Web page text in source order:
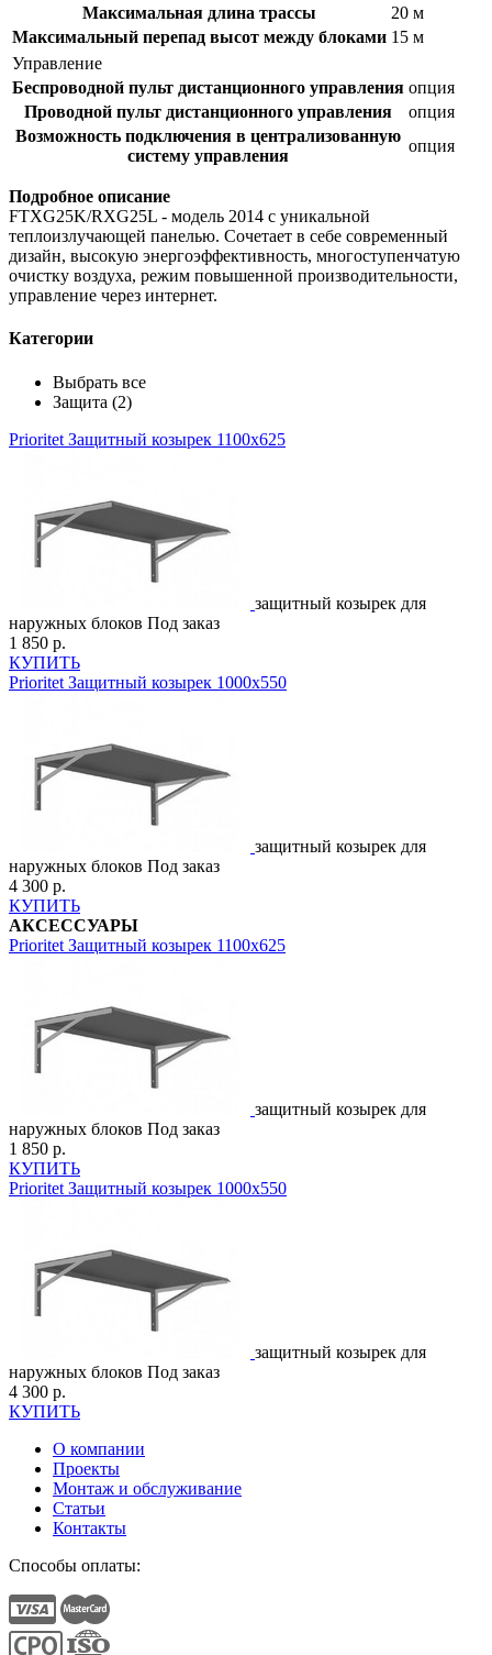
Максимальная длина трассы
20 м
Максимальный перепад высот между блоками 15 м
Управление
Беспроводной пульт дистанционного управления опция
Проводной пульт дистанционного управления
опция
Возможность подключения в централизованную
систему управления
опция
Подробное описание
FTXG25K/RXG25L - модель 2014 с уникальной
теплоизлучающей панелью. Сочетает в себе современный
дизайн, высокую энергоэффективность, многоступенчатую
очистку воздуха, режим повышенной производительности,
управление через интернет.
Категории
Выбрать все
Защита (2)
Prioritet Защитный козырек 1100х625
защитный козырек для
наружных блоков Под заказ
1 850 р.
КУПИТЬ
Prioritet Защитный козырек 1000х550
защитный козырек для
наружных блоков Под заказ
4 300 р.
КУПИТЬ
АКСЕССУАРЫ
Prioritet Защитный козырек 1100х625
защитный козырек для
наружных блоков Под заказ
1 850 р.
КУПИТЬ
Prioritet Защитный козырек 1000х550
защитный козырек для
наружных блоков Под заказ
4 300 р.
КУПИТЬ
О компании
Проекты
Монтаж и обслуживание
Статьи
Контакты
Способы оплаты: